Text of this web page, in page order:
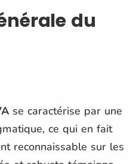
du
se caractérise par une
ce qui en fait
reconnaissable sur les